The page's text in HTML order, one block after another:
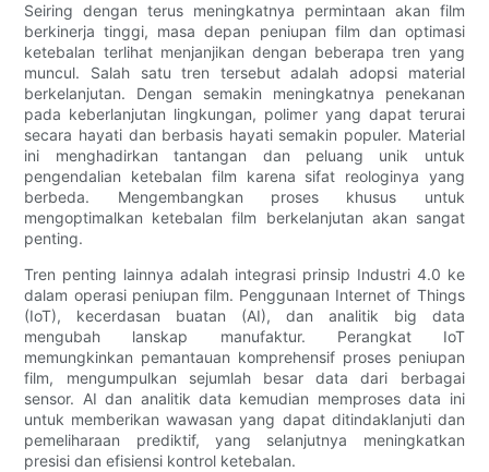
Seiring dengan terus meningkatnya permintaan akan film
berkinerja tinggi, masa depan peniupan film dan optimasi
ketebalan terlihat menjanjikan dengan beberapa tren yang
muncul. Salah satu tren tersebut adalah adopsi material
berkelanjutan. Dengan semakin meningkatnya penekanan
pada keberlanjutan lingkungan, polimer yang dapat terurai
secara hayati dan berbasis hayati semakin populer. Material
ini menghadirkan tantangan dan peluang unik untuk
pengendalian ketebalan film karena sifat reologinya yang
berbeda. Mengembangkan proses khusus untuk
mengoptimalkan ketebalan film berkelanjutan akan sangat
penting.
Tren penting lainnya adalah integrasi prinsip Industri 4.0 ke
dalam operasi peniupan film. Penggunaan Internet of Things
(IoT), kecerdasan buatan (AI), dan analitik big data
mengubah lanskap manufaktur. Perangkat IoT
memungkinkan pemantauan komprehensif proses peniupan
film, mengumpulkan sejumlah besar data dari berbagai
sensor. AI dan analitik data kemudian memproses data ini
untuk memberikan wawasan yang dapat ditindaklanjuti dan
pemeliharaan prediktif, yang selanjutnya meningkatkan
presisi dan efisiensi kontrol ketebalan.